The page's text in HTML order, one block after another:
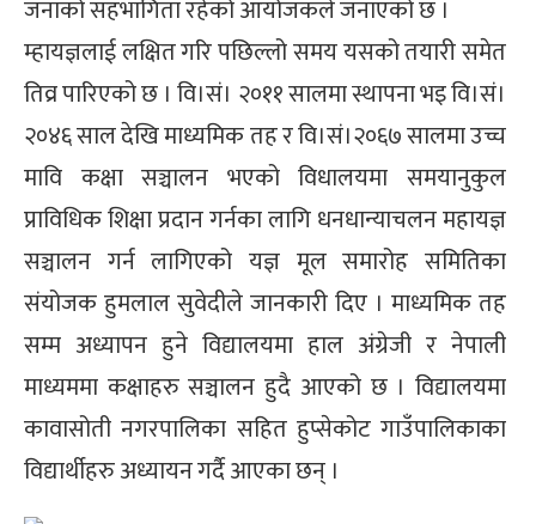
जनाको सहभागिता रहेको आयोजकले जनाएको छ ।
म्हायज्ञलाई लक्षित गरि पछिल्लो समय यसको तयारी समेत
तिव्र पारिएको छ । वि।सं। २०११ सालमा स्थापना भइ वि।सं।
२०४६ साल देखि माध्यमिक तह र वि।सं।२०६७ सालमा उच्च
मावि कक्षा सञ्चालन भएको विधालयमा समयानुकुल
प्राविधिक शिक्षा प्रदान गर्नका लागि धनधान्याचलन महायज्ञ
सञ्चालन गर्न लागिएको यज्ञ मूल समारोह समितिका
संयोजक हुमलाल सुवेदीले जानकारी दिए । माध्यमिक तह
सम्म अध्यापन हुने विद्यालयमा हाल अंग्रेजी र नेपाली
माध्यममा कक्षाहरु सञ्चालन हुदै आएको छ । विद्यालयमा
कावासोती नगरपालिका सहित हुप्सेकोट गाउँपालिकाका
विद्यार्थीहरु अध्यायन गर्दै आएका छन् ।